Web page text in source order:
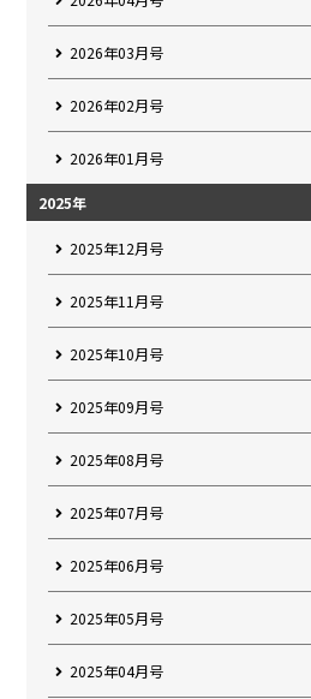
2026年03月号
2026年02月号
2026年01月号
2025年
2025年12月号
2025年11月号
2025年10月号
2025年09月号
2025年08月号
2025年07月号
2025年06月号
2025年05月号
2025年04月号